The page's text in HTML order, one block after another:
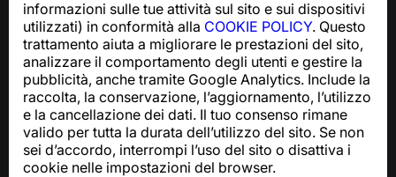
informazioni sulle tue attività sul sito e sui dispositivi
utilizzati) in conformità alla COOKIE POLICY. Questo
trattamento aiuta a migliorare le prestazioni del sito,
analizzare il comportamento degli utenti e gestire la
pubblicità, anche tramite Google Analytics. Include la
raccolta, la conservazione, l’aggiornamento, l’utilizzo
e la cancellazione dei dati. Il tuo consenso rimane
valido per tutta la durata dell’utilizzo del sito. Se non
sei d’accordo, interrompi l’uso del sito o disattiva i
cookie nelle impostazioni del browser.
Centro assistenza
Notizie e articoli
Informazioni sul progetto
Contatti